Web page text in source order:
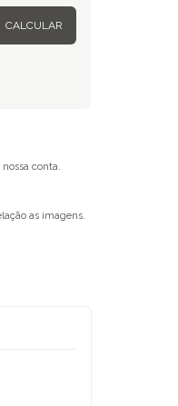
CALCULAR
conta.
as imagens.